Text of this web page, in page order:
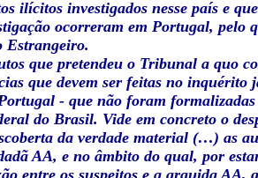
ilícitos investigados nesse país e
ocorreram em Portugal, pelo
Estrangeiro.
que pretendeu o Tribunal a quo
que devem ser feitas no
- que não foram
do Brasil. Vide em concreto o
da verdade material (…) as
AA, e no âmbito do qual, por
entre os suspeitos e a arguida